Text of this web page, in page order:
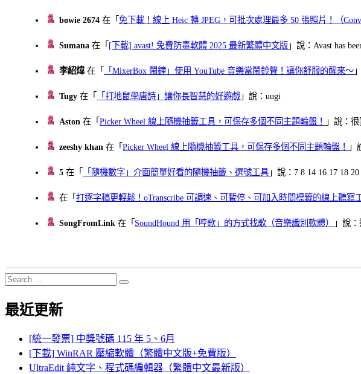
bowie 2674 在「免下載！線上 Heic 轉 JPEG，可批次處理最多 50 張照片！（
Sumana 在「 [下載] avast! 免費防毒軟體 2025 最新繁體中文版 」說：Avast has
李紹煒在「 「MixerBox 鬧鐘」使用 YouTube 音樂當鬧鈴聲！讓你舒服的醒來～
Tugy 在「 「打地鼠學唐詩」讓你長智慧的好遊戲 」說：uugi
Aston 在「Picker Wheel 線上隨機抽籤工具，可保存多個不同主題輪盤！ 」說：
zeeshy khan 在「Picker Wheel 線上隨機抽籤工具，可保存多個不同主題輪盤！ 」
5 在「 「隨機數字」介面簡單好看的隨機抽籤、選號工具 」說：7 8 14 16 17 18 20
在「打逐字稿更輕鬆！oTranscribe 可調速、可暫停、可加入時間標籤的線上聽寫
SongFromLink 在「 SoundHound 用「哼歌」的方式找歌（音樂識別軟體） 」說
Search
for:
Search
最近更新
[統一發票] 中獎號碼 115 年 5、6月
[下載] WinRAR 壓縮軟體（繁體中文版+免費版）
UltraEdit 純文字、程式碼編輯器（繁體中文最新版）